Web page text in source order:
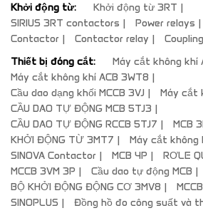
Khởi động từ:
Khởi động từ 3RT
SIRIUS 3RT contactors
Power relays
Contactor
Contactor relay
Thiết bị đóng cắt:
Máy cắt không khí
Máy cắt không khí ACB 3WT8
Cầu dao dạng khối MCCB 3VJ
Máy cắt
CẦU DAO TỰ ĐỘNG MCB 5TJ3
CẦU DAO TỰ ĐỘNG RCCB 5TJ7
MCB
KHỞI ĐỘNG TỪ 3MT7
Máy cắt không
SINOVA Contactor
MCB 4P
RƠLE
MCCB 3VM 3P
Cầu dao tự động MCB
BỘ KHỞI ĐỘNG ĐỘNG CƠ 3MV8
SINOPLUS
Đồng hồ đo công suất và